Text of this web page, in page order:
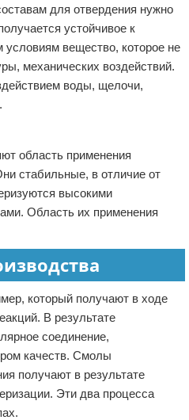
для отвердения нужно
устойчивое к
вещество, которое не
механических воздействий.
воды, щелочи,
область применения
стабильные, в отличие от
высокими
Область их применения
который получают в ходе
В результате
соединение,
качеств. Смолы
получают в результате
Эти два процесса